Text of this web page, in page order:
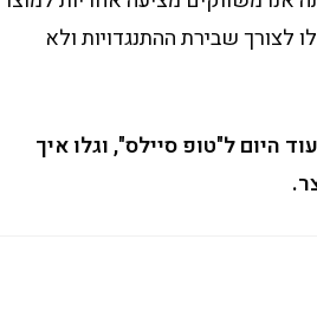
שבירת ההתנגדויות ולא
היום ל"טופ סיילס", וגלו איך